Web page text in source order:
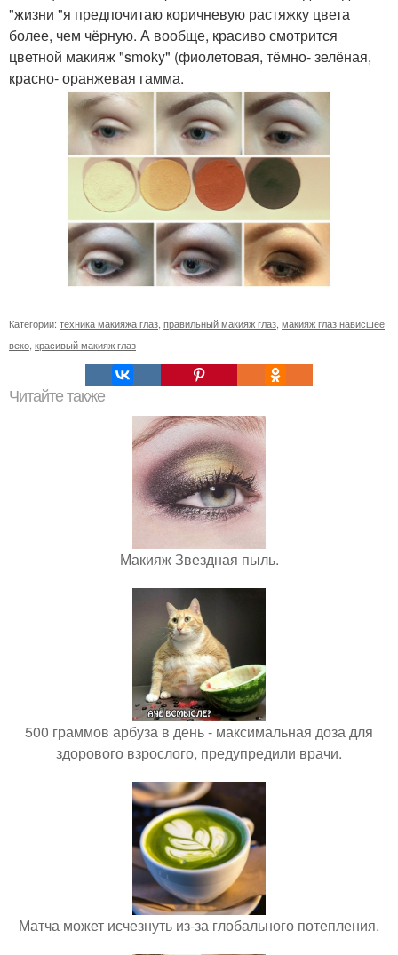
"жизни "я предпочитаю коричневую растяжку цвета
более, чем чёрную. А вообще, красиво смотрится
цветной макияж "smoky" (фиолетовая, тёмно- зелёная,
красно- оранжевая гамма.
Категории: техника макияжа глаз правильный макияж глаз макияж глаз нависшее
веко красивый макияж глаз
Читайте также
Макияж Звездная пыль.
500 граммов арбуза в день - максимальная доза для
здорового взрослого, предупредили врачи.
Матча может исчезнуть из-за глобального потепления.